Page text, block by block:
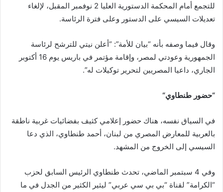
للتجمع أمام المحكمة الدستورية العليا 2 نوفمبر المقبل، لإلغاء
تعديلات السيسي على الدستور وعلى فترة الرئاسة.
وقال فيما وصفه بأنه “بيان للأمة”: “أعلن نيتي للترشح لرئاسة
الجمهورية وعودتي لمصر، وإقامة مؤتمر في باريس يوم 16 أكتوبر
الجاري، داعيا المصريين لتحرير توكيلات له”.
“حضور طنطاوي“
في السياق نفسه، هناك حضور إعلامي كثيف بفضائيات غربية ناطقة
بالعربية للمعارض المصري من لبنان، أحمد طنطاوي، الذي دعا
السيسي إلى الخروج من المشهد.
وفي 4 سبتمبر الماضي، تحدث طنطاوي الرئيس السابق لحزب
“الكرامة” لقناة “بي بي سي عربي” ليثير الكثير من الجدل في ما